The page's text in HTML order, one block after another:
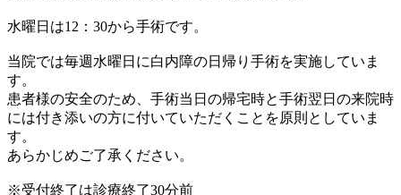
水曜日は12：30から手術です。
当院では毎週水曜日に白内障の日帰り手術を実施していま
す。
患者様の安全のため、手術当日の帰宅時と手術翌日の来院時
には付き添いの方に付いていただくことを原則としていま
す。
あらかじめご了承ください。
※受付終了は診療終了30分前